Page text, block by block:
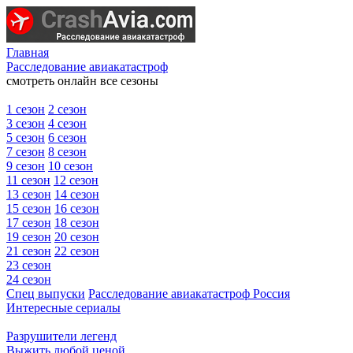
Главная
Расследование авиакатастроф
смотреть онлайн все сезоны
1 сезон 2 сезон
3 сезон 4 сезон
5 сезон 6 сезон
7 сезон 8 сезон
9 сезон 10 сезон
11 сезон 12 сезон
13 сезон 14 сезон
15 сезон 16 сезон
17 сезон 18 сезон
19 сезон 20 сезон
21 сезон 22 сезон
23 сезон
24 сезон
Спец выпуски Расследование авиакатастроф Россия
Интересные сериалы
Разрушители легенд
Выжить любой ценой